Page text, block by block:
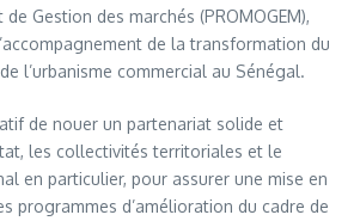
Gestion des marchés (PROMOGEM),
de la transformation du
l’urbanisme commercial au Sénégal.
de nouer un partenariat solide et
les collectivités territoriales et le
en particulier, pour assurer une mise en
programmes d’amélioration du cadre de